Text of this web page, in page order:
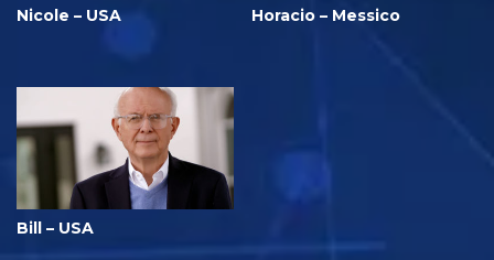
Nicole – USA Horacio – Messico
Bill – USA